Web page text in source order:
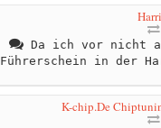
Da ich vor nicht
Führerschein in der
K-chip.De